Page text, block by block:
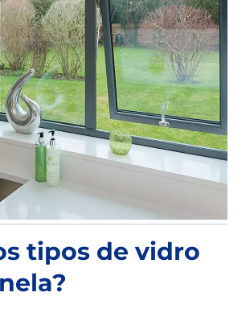
tipos de vidro